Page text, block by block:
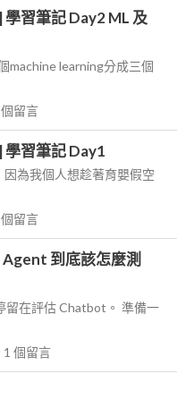
習筆記 Day2 ML 及
machine learning分成三個
個留言
習筆記 Day1
為我個人想趁著育嬰假空
個留言
到底該怎麼測
留在評估 Chatbot。 準備一
1 個留言